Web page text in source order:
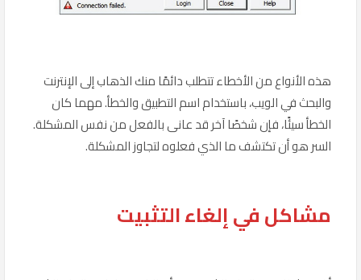
هذه الأنواع من الأخطاء تتطلب دائمًا منك الذهاب إلى الإنترنت
والبحث في الويب، باستخدام اسم التطبيق والخطأ. مهما كان
الخطأ سيئًا، فإن شخصًا آخر قد عانى بالفعل من نفس المشكلة.
السر هو أن تكتشف ما الذي فعلوه لتجاوز المشكلة.
مشاكل في إلغاء التثبيت